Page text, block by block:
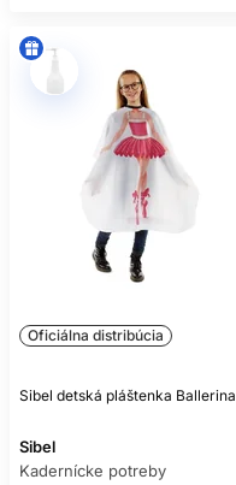
Oficiálna distribúcia
Sibel detská pláštenka Ballerina
Sibel
Kadernícke potreby